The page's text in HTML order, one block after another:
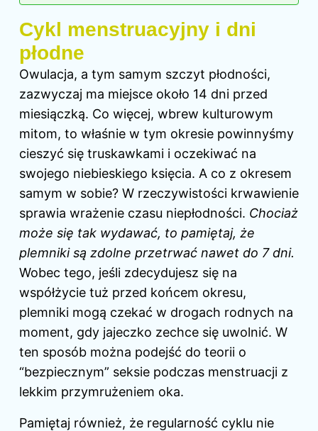
Cykl menstruacyjny i dni
płodne
Owulacja, a tym samym szczyt płodności,
zazwyczaj ma miejsce około 14 dni przed
miesiączką. Co więcej, wbrew kulturowym
mitom, to właśnie w tym okresie powinnyśmy
cieszyć się truskawkami i oczekiwać na
swojego niebieskiego księcia. A co z okresem
samym w sobie? W rzeczywistości krwawienie
sprawia wrażenie czasu niepłodności. Chociaż
może się tak wydawać, to pamiętaj, że
plemniki są zdolne przetrwać nawet do 7 dni.
Wobec tego, jeśli zdecydujesz się na
współżycie tuż przed końcem okresu,
plemniki mogą czekać w drogach rodnych na
moment, gdy jajeczko zechce się uwolnić. W
ten sposób można podejść do teorii o
“bezpiecznym” seksie podczas menstruacji z
lekkim przymrużeniem oka.
Pamiętaj również, że regularność cyklu nie